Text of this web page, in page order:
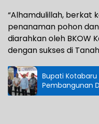
“Alhamdulillah, berkat
penanaman pohon
diarahkan oleh BKOW
dengan sukses di
Bupati Kotabaru
Pembangunan